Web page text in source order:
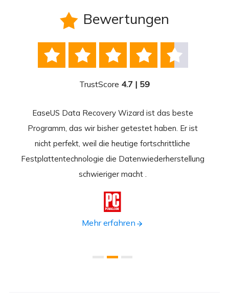
 Bewertungen
    
TrustScore 4.7 | 59
EaseUS Data Recovery Wizard ist das beste
Programm, das wir bisher getestet haben. Er ist
nicht perfekt, weil die heutige fortschrittliche
Festplattentechnologie die Datenwiederherstellung
schwieriger macht .

Mehr erfahren